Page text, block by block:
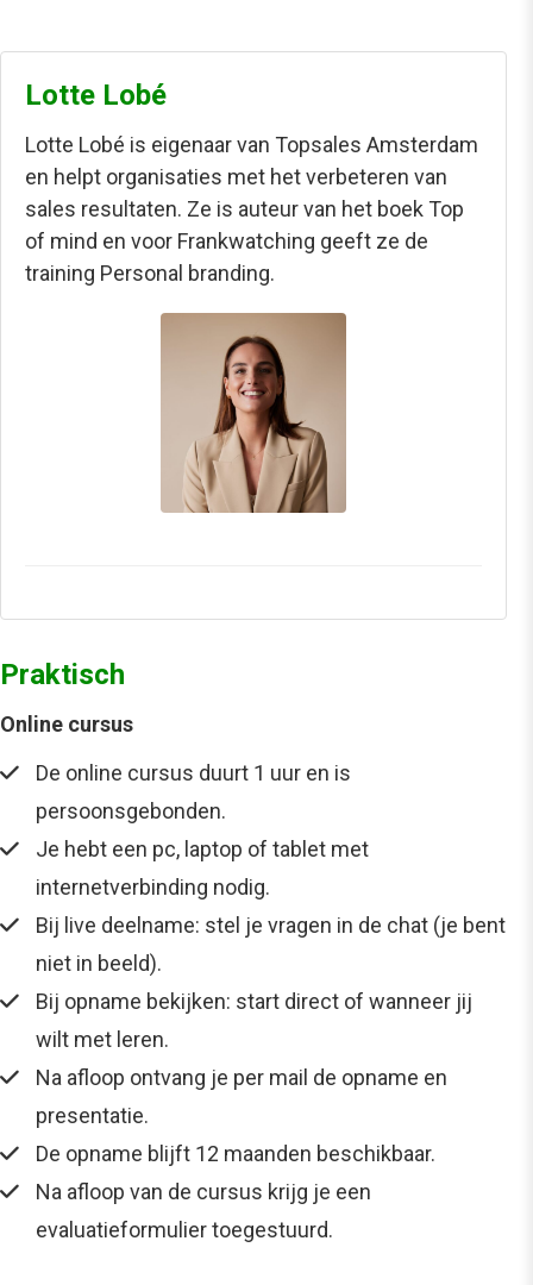
Lotte Lobé
Lotte Lobé is eigenaar van Topsales Amsterdam
en helpt organisaties met het verbeteren van
sales resultaten. Ze is auteur van het boek Top
of mind en voor Frankwatching geeft ze de
training Personal branding.
Praktisch
Online cursus
De online cursus duurt 1 uur en is
persoonsgebonden.
Je hebt een pc, laptop of tablet met
internetverbinding nodig.
Bij live deelname: stel je vragen in de chat (je bent
niet in beeld).
Bij opname bekijken: start direct of wanneer jij
wilt met leren.
Na afloop ontvang je per mail de opname en
presentatie.
De opname blijft 12 maanden beschikbaar.
Na afloop van de cursus krijg je een
evaluatieformulier toegestuurd.